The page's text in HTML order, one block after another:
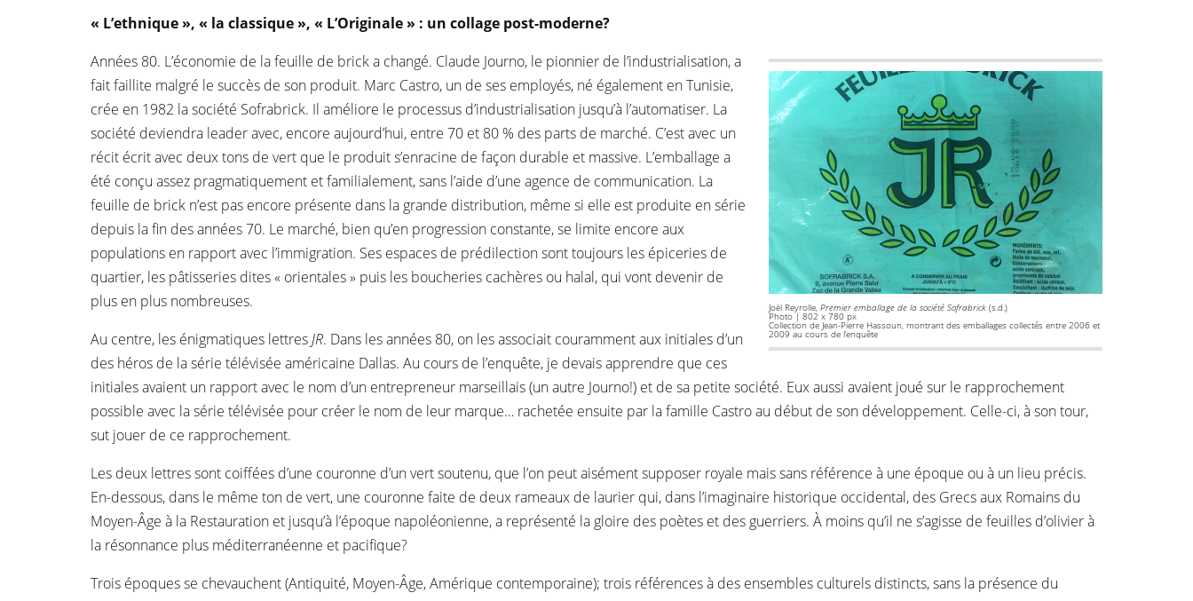
« L’ethnique », « la classique », « L’Originale » : un collage post-moderne?
Joël Reyrolle, Premier emballage de la société Sofrabrick(s.d.)
Photo | 802 x 780 px
Collection de Jean-Pierre Hassoun, montrant des emballages collectés entre 2006 et
2009 au cours de l’enquête
Années 80. L’économie de la feuille de brick a changé. Claude Journo, le pionnier de l’industrialisation, a
fait faillite malgré le succès de son produit. Marc Castro, un de ses employés, né également en Tunisie,
crée en 1982 la société Sofrabrick. Il améliore le processus d’industrialisation jusqu’à l’automatiser. La
société deviendra leader avec, encore aujourd’hui, entre 70 et 80 % des parts de marché. C’est avec un
récit écrit avec deux tons de vert que le produit s’enracine de façon durable et massive. L’emballage a
été conçu assez pragmatiquement et familialement, sans l’aide d’une agence de communication. La
feuille de brick n’est pas encore présente dans la grande distribution, même si elle est produite en série
depuis la fin des années 70. Le marché, bien qu’en progression constante, se limite encore aux
populations en rapport avec l’immigration. Ses espaces de prédilection sont toujours les épiceries de
quartier, les pâtisseries dites « orientales » puis les boucheries cachères ou halal, qui vont devenir de
plus en plus nombreuses.
Au centre, les énigmatiques lettresJR. Dans les années 80, on les associait couramment aux initiales d’un
des héros de la série télévisée américaine Dallas. Au cours de l’enquête, je devais apprendre que ces
initiales avaient un rapport avec le nom d’un entrepreneur marseillais (un autre Journo!) et de sa petite société. Eux aussi avaient joué sur le rapprochement
possible avec la série télévisée pour créer le nom de leur marque… rachetée ensuite par la famille Castro au début de son développement. Celle-ci, à son tour,
sut jouer de ce rapprochement.
Les deux lettres sont coiffées d’une couronne d’un vert soutenu, que l’on peut aisément supposer royale mais sans référence à une époque ou à un lieu précis.
En-dessous, dans le même ton de vert, une couronne faite de deux rameaux de laurier qui, dans l’imaginaire historique occidental, des Grecs aux Romains du
Moyen-Âge à la Restauration et jusqu’à l’époque napoléonienne, a représenté la gloire des poètes et des guerriers. À moins qu’il ne s’agisse de feuilles d’olivier à
la résonnance plus méditerranéenne et pacifique?
Trois époques se chevauchent (Antiquité, Moyen-Âge, Amérique contemporaine); trois références à des ensembles culturels distincts, sans la présence du